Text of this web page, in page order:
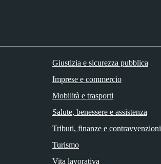
Giustizia e sicurezza pubblica
Imprese e commercio
Mobilità e trasporti
Salute, benessere e assistenza
Tributi, finanze e contravvenzioni
Turismo
Vita lavorativa